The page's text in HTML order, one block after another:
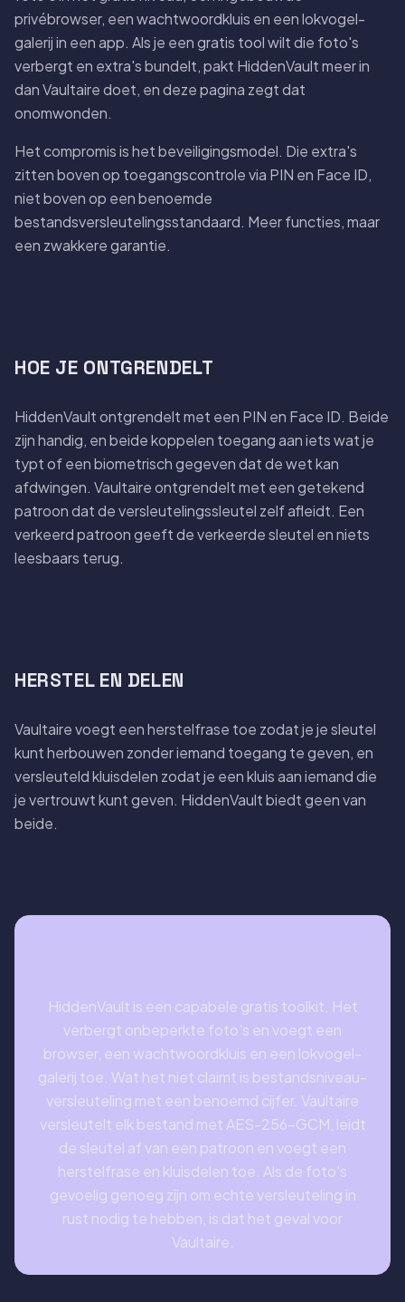
privébrowser, een wachtwoordkluis en een lokvogel-
galerij in een app. Als je een gratis tool wilt die foto's
verbergt en extra's bundelt, pakt HiddenVault meer in
dan Vaultaire doet, en deze pagina zegt dat
onomwonden.
Het compromis is het beveiligingsmodel. Die extra's
zitten boven op toegangscontrole via PIN en Face ID,
niet boven op een benoemde
bestandsversleutelingsstandaard. Meer functies, maar
een zwakkere garantie.
HOE JE ONTGRENDELT
HiddenVault ontgrendelt met een PIN en Face ID. Beide
zijn handig, en beide koppelen toegang aan iets wat je
typt of een biometrisch gegeven dat de wet kan
afdwingen. Vaultaire ontgrendelt met een getekend
patroon dat de versleutelingssleutel zelf afleidt. Een
verkeerd patroon geeft de verkeerde sleutel en niets
leesbaars terug.
HERSTEL EN DELEN
Vaultaire voegt een herstelfrase toe zodat je je sleutel
kunt herbouwen zonder iemand toegang te geven, en
versleuteld kluisdelen zodat je een kluis aan iemand die
je vertrouwt kunt geven. HiddenVault biedt geen van
beide.
HiddenVault is een capabele gratis toolkit. Het
verbergt onbeperkte foto's en voegt een
browser, een wachtwoordkluis en een lokvogel-
galerij toe. Wat het niet claimt is bestandsniveau-
versleuteling met een benoemd cijfer. Vaultaire
versleutelt elk bestand met AES-256-GCM, leidt
de sleutel af van een patroon en voegt een
herstelfrase en kluisdelen toe. Als de foto's
gevoelig genoeg zijn om echte versleuteling in
rust nodig te hebben, is dat het geval voor
Vaultaire.